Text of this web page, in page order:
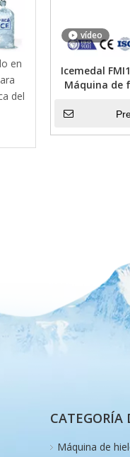
en
del
vídeo
Icemedal
Máquina de
escamas
CATEGORÍA
Máquina de